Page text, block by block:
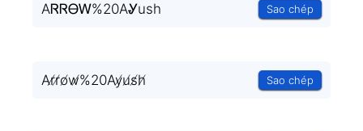
AᏒᏒᎾᎳ%20AᎽush Sao chép
Ar̸r̸o̸w̸%20Ay̸u̸s̸h̸ Sao chép